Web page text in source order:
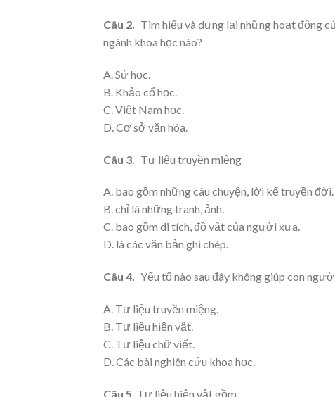
Câu 2. Tìm hiểu và dựng lại những hoạt động
ngành khoa học nào?
A. Sử học.
B. Khảo cổ học.
C. Việt Nam học.
D. Cơ sở văn hóa.
Câu 3. Tư liệu truyền miệng
A. bao gồm những câu chuyện, lời kể truyền đời.
B. chỉ là những tranh, ảnh.
C. bao gồm di tích, đồ vật của người xưa.
D. là các văn bản ghi chép.
Câu 4. Yếu tố nào sau đây không giúp con
A. Tư liệu truyền miệng.
B. Tư liệu hiện vật.
C. Tư liệu chữ viết.
D. Các bài nghiên cứu khoa học.
Câu 5. Tư liệu hiện vật gồm